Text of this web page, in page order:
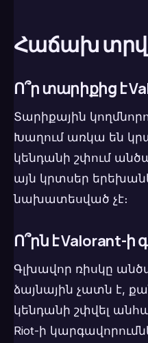
Հաճախ
Ո՞ր տարիքից է
Տարիքային
Խաղում առկա են
կենդանի շփում
այն կրտսեր
նախատեսված չէ։
Ո՞րն է Valorant-ի
Գլխավոր ռիսկը
ձայնային չատն է,
կենդանի շփվել
Riot-ի